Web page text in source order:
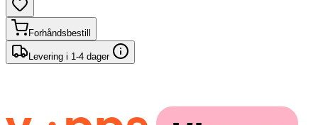
Forhåndsbestill
Levering i 1-4 dager